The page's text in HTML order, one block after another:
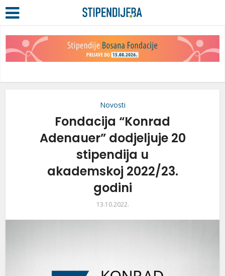
Novosti
Fondacija “Konrad
Adenauer” dodjeljuje 20
stipendija u
akademskoj 2022/23.
godini
13.10.2022.